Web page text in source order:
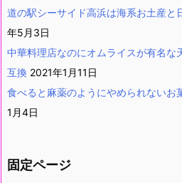
道の駅シーサイド高浜は海系お土産と
年5月3日
中華料理店なのにオムライスが有名な
互換 2021年1月11日
食べると麻薬のようにやめられないお
1月4日
固定ページ